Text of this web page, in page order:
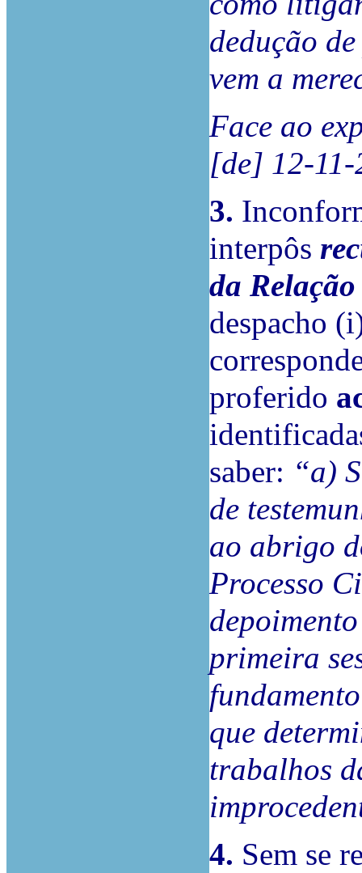
dedução
vem a
Face ao
[de] 12-
3.
interpôs
da
despacho
proferido
saber: “a)
de
ao abrigo
Processo
primeira
que
trabalhos
4. Sem se